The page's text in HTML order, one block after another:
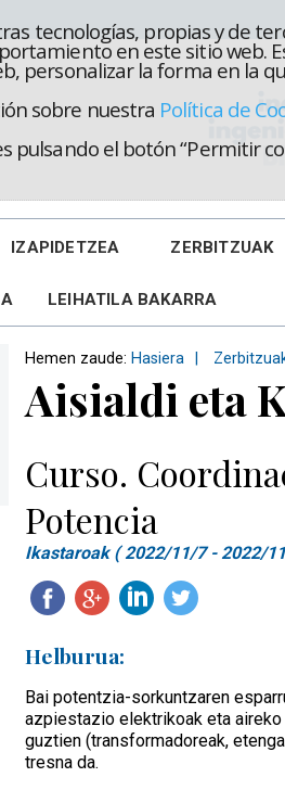
tecnologías, propias y de
en este sitio
personalizar la forma en la
sobre nuestra Política de
pulsando el botón “Permitir
IZAPIDETZEA ZERBITZUAK
LEIHATILA BAKARRA
Hemen zaude: Hasiera
Aisialdi eta
Curso.
Potencia
Ikastaroak ( 2022/11/7 - 2022/
Helburua:
Bai potentzia-sorkuntzaren
azpiestazio elektrikoak eta
guztien (transformadoreak,
tresna da.